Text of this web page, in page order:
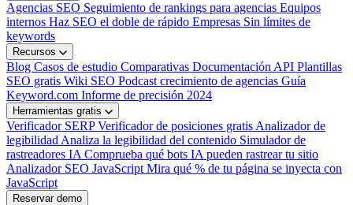
Agencias SEO Seguimiento de rankings para agencias Equipos
internos Haz SEO el doble de rápido Empresas Sin límites de
keywords
Recursos
Blog Casos de estudio Comparativas Documentación API Plantillas
SEO gratis Wiki SEO Podcast crecimiento de agencias Guía
Keyword.com Informe de precisión 2024
Herramientas gratis
Verificador SERPVerificador de posiciones gratis Analizador de
legibilidad Analiza la legibilidad del contenido Simulador de
rastreadores IA Comprueba qué bots IA pueden rastrear tu sitio
Analizador SEO JavaScript Mira qué % de tu página se inyecta con
JavaScript
Reservar demo